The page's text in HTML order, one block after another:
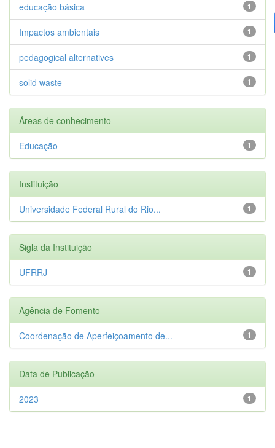
1
educação básica
1
Impactos ambientais
1
pedagogical alternatives
1
solid waste
Áreas de conhecimento
1
Educação
Instituição
1
Universidade Federal Rural do Rio...
Sigla da Instituição
1
UFRRJ
Agência de Fomento
1
Coordenação de Aperfeiçoamento de...
Data de Publicação
1
2023